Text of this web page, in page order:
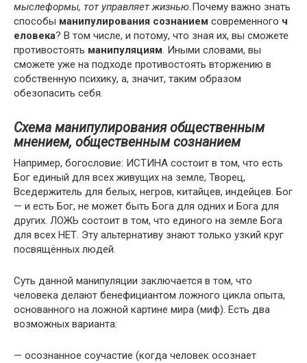
мыслеформы, тот управляет жизнью.Почему важно знать
способы манипулирования сознанием современного ч
еловека? В том числе, и потому, что зная их, вы сможете
противостоять манипуляциям. Иными словами, вы
сможете уже на подходе противостоять вторжению в
собственную психику, а, значит, таким образом
обезопасить себя.
Схема манипулирования общественным
мнением, общественным сознанием
Например, богословие: ИСТИНА состоит в том, что есть
Бог единый для всех живущих на земле, Творец,
Вседержитель для белых, негров, китайцев, индейцев. Бог
— и есть Бог, не может быть Бога для одних и Бога для
других. ЛОЖЬ состоит в том, что единого на земле Бога
для всех НЕТ. Эту альтернативу знают только узкий круг
посвящённых людей.
Суть данной манипуляции заключается в том, что
человека делают бенефициантом ложного цикла опыта,
основанного на ложной картине мира (миф). Есть два
возможных варианта:
— осознанное соучастие (когда человек осознает